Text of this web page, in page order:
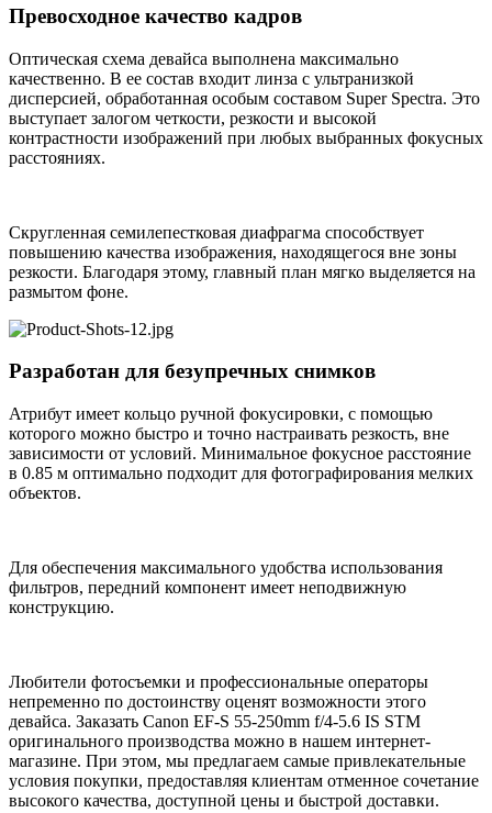
Превосходное качество кадров
Оптическая схема девайса выполнена максимально
качественно. В ее состав входит линза с ультранизкой
дисперсией, обработанная особым составом Super Spectra. Это
выступает залогом четкости, резкости и высокой
контрастности изображений при любых выбранных фокусных
расстояниях.
Скругленная семилепестковая диафрагма способствует
повышению качества изображения, находящегося вне зоны
резкости. Благодаря этому, главный план мягко выделяется на
размытом фоне.
Разработан для безупречных снимков
Атрибут имеет кольцо ручной фокусировки, с помощью
которого можно быстро и точно настраивать резкость, вне
зависимости от условий. Минимальное фокусное расстояние
в 0.85 м оптимально подходит для фотографирования мелких
объектов.
Для обеспечения максимального удобства использования
фильтров, передний компонент имеет неподвижную
конструкцию.
Любители фотосъемки и профессиональные операторы
непременно по достоинству оценят возможности этого
девайса. Заказать Canon EF-S 55-250mm f/4-5.6 IS STM
оригинального производства можно в нашем интернет-
магазине. При этом, мы предлагаем самые привлекательные
условия покупки, предоставляя клиентам отменное сочетание
высокого качества, доступной цены и быстрой доставки.